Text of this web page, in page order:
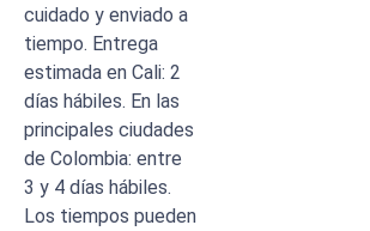
cuidado y enviado a
tiempo. Entrega
estimada en Cali: 2
días hábiles. En las
principales ciudades
de Colombia: entre
3 y 4 días hábiles.
Los tiempos pueden